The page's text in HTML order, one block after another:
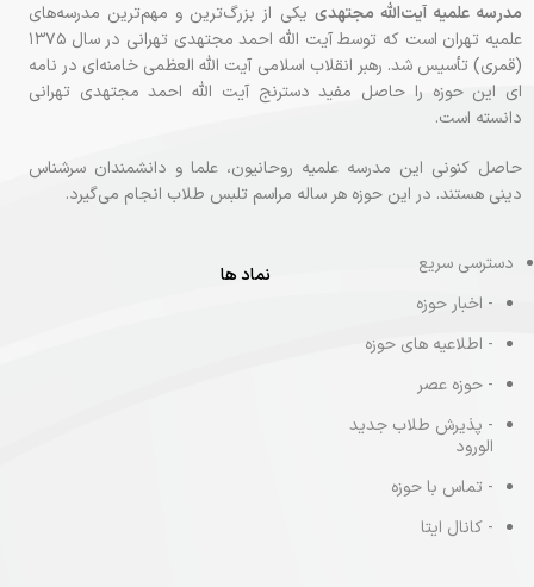
مدرسه علمیه آیت‌الله مجتهدی یکی از بزرگ‌ترین و مهم‌ترین مدرسه‌های
علمیه تهران است که توسط آیت الله احمد مجتهدی تهرانی در سال ۱۳۷۵
(قمری) تأسیس شد. رهبر انقلاب اسلامی آیت الله العظمی خامنه‌ای در نامه‌
ای این حوزه را حاصل مفید دسترنج آیت الله احمد مجتهدی تهرانی
دانسته‌ است.
حاصل کنونی این مدرسه علمیه روحانیون، علما و دانشمندان سرشناس
دینی هستند. در این حوزه هر ساله مراسم تلبس طلاب انجام می‌گیرد.
دسترسی سریع
- اخبار حوزه
- اطلاعیه های حوزه
- حوزه عصر
- پذیرش طلاب جدید
الورود
- تماس با حوزه
- کانال ایتا
نماد ها